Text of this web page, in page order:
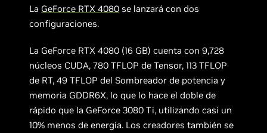
La GeForce RTX 4080 se lanzará con dos
configuraciones.
La GeForce RTX 4080 (16 GB) cuenta con 9,728
núcleos CUDA, 780 TFLOP de Tensor, 113 TFLOP
de RT, 49 TFLOP del Sombreador de potencia y
memoria GDDR6X, lo que lo hace el doble de
rápido que la GeForce 3080 Ti, utilizando casi un
10% menos de energía. Los creadores también se